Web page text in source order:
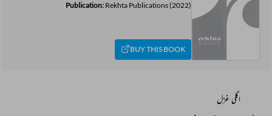
Publication: Rekhta Publications(2022)
BUY THIS BOOK
اگلی غزل